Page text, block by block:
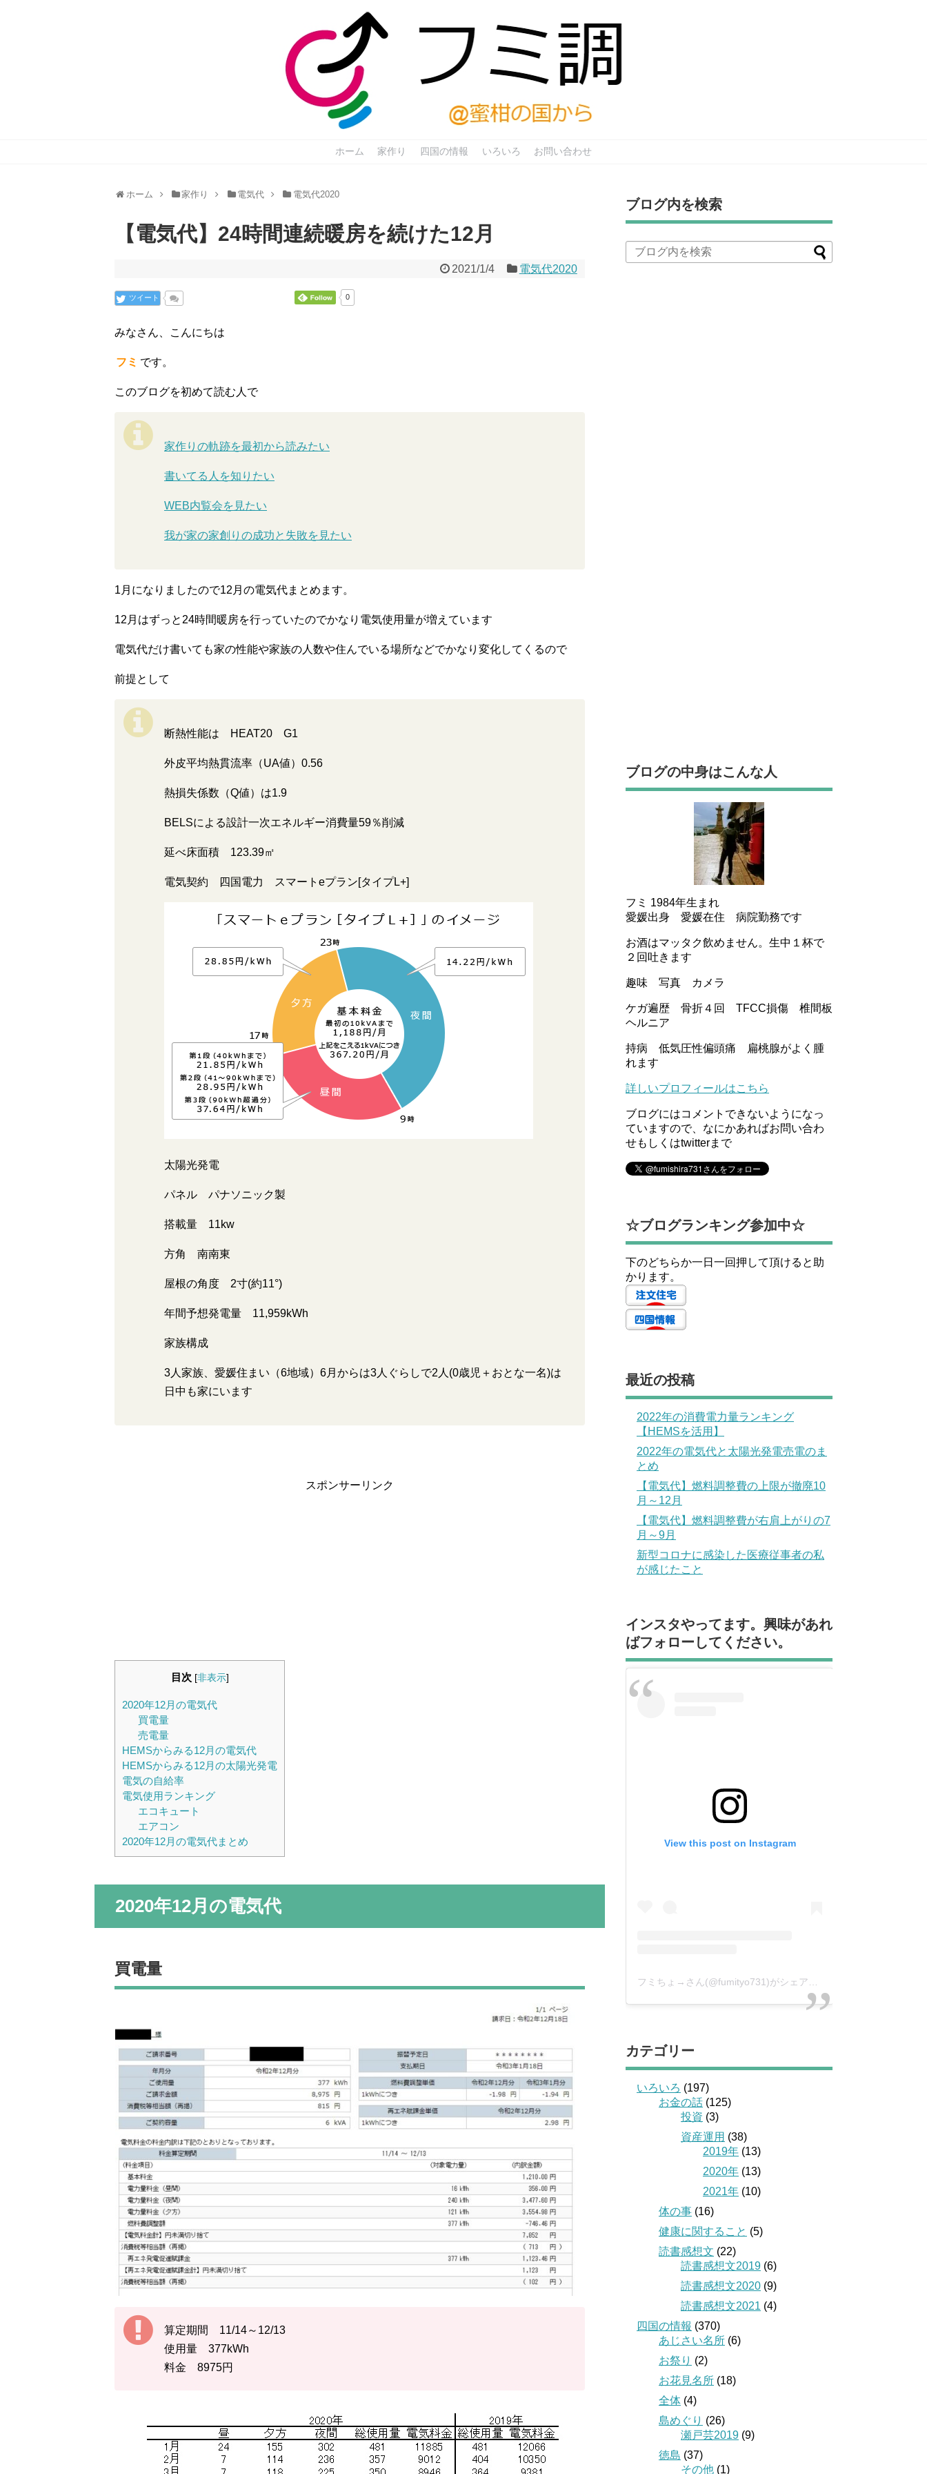
ホーム 家作り 四国の情報 いろいろ お問い合わせ
ホーム 家作り 電気代 電気代2020
【電気代】24時間連続暖房を続けた12月
2021/1/4 電気代2020
ツイート 0
みなさん、こんにちは
フミ です。
このブログを初めて読む人で
家作りの軌跡を最初から読みたい
書いてる人を知りたい
WEB内覧会を見たい
我が家の家創りの成功と失敗を見たい
1月になりましたので12月の電気代まとめます。
12月はずっと24時間暖房を行っていたのでかなり電気使用量が増えています
電気代だけ書いても家の性能や家族の人数や住んでいる場所などでかなり変化してくるので
前提として
断熱性能は HEAT20 G1
外皮平均熱貫流率（UA値）0.56
熱損失係数（Q値）は1.9
BELSによる設計一次エネルギー消費量59％削減
延べ床面積 123.39㎡
電気契約 四国電力 スマートeプラン[タイプL+]
太陽光発電
パネル パナソニック製
搭載量 11kw
方角 南南東
屋根の角度 2寸(約11°)
年間予想発電量 11,959kWh
家族構成
3人家族、愛媛住まい（6地域）6月からは3人ぐらしで2人(0歳児＋おとな一名)は
日中も家にいます
スポンサーリンク
目次 [非表示]
2020年12月の電気代
買電量
売電量
HEMSからみる12月の電気代
HEMSからみる12月の太陽光発電
電気の自給率
電気使用ランキング
エコキュート
エアコン
2020年12月の電気代まとめ
2020年12月の電気代
買電量
算定期間 11/14～12/13
使用量 377kWh
料金 8975円
ブログ内を検索
ブログの中身はこんな人
フミ 1984年生まれ
愛媛出身 愛媛在住 病院勤務です
お酒はマッタク飲めません。生中１杯で
２回吐きます
趣味 写真 カメラ
ケガ遍歴 骨折４回 TFCC損傷 椎間板
ヘルニア
持病 低気圧性偏頭痛 扁桃腺がよく腫
れます
詳しいプロフィールはこちら
ブログにはコメントできないようになっ
ていますので、なにかあればお問い合わ
せもしくはtwitterまで
☆ブログランキング参加中☆
下のどちらか一日一回押して頂けると助
かります。
最近の投稿
2022年の消費電力量ランキング
【HEMSを活用】
2022年の電気代と太陽光発電売電のま
とめ
【電気代】燃料調整費の上限が撤廃10
月～12月
【電気代】燃料調整費が右肩上がりの7
月～9月
新型コロナに感染した医療従事者の私
が感じたこと
インスタやってます。興味があれ
ばフォローしてください。
View this post on Instagram
フミちょ→さん(@fumityo731)がシェアした投稿
カテゴリー
いろいろ (197)
お金の話 (125)
投資 (3)
資産運用 (38)
2019年 (13)
2020年 (13)
2021年 (10)
体の事 (16)
健康に関すること (5)
読書感想文 (22)
読書感想文2019 (6)
読書感想文2020 (9)
読書感想文2021 (4)
四国の情報 (370)
あじさい名所 (6)
お祭り (2)
お花見名所 (18)
全体 (4)
島めぐり (26)
瀬戸芸2019 (9)
徳島 (37)
その他 (1)